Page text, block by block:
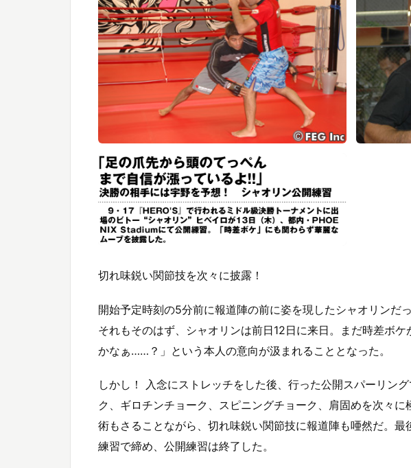
切れ味鋭い関節技を次々に披露！
開始予定時刻の5分前に報道陣の前に姿を現したシャオリンだ
それもそのはず、シャオリンは前日12日に来日。まだ時差ボ
かなぁ……？」という本人の意向が汲まれることとなった。
しかし！ 入念にストレッチをした後、行った公開スパーリン
ク、ギロチンチョーク、スピニングチョーク、肩固めを次々
術もさることながら、切れ味鋭い関節技に報道陣も唖然だ。
練習で締め、公開練習は終了した。